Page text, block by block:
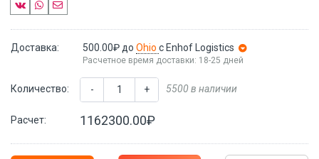
Доставка: 500.00₽ до Ohio с Enhof Logistics
Расчетное время доставки: 18-25 дней
Количество: - + 5500 в наличии
Расчет: 1162300.00₽